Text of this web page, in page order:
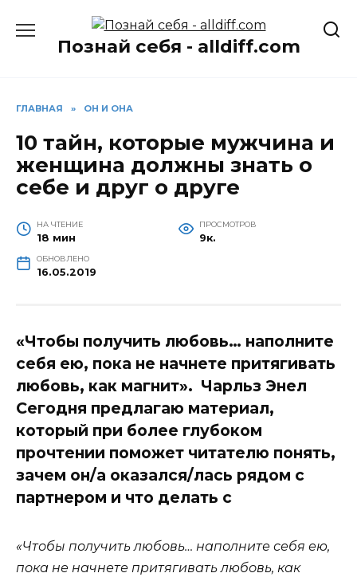
содержаниюПознай себя - alldiff.com
ГЛАВНАЯ » ОН И ОНА
10 тайн, которые мужчина и
женщина должны знать о
себе и друг о друге
НА ЧТЕНИЕ
18 мин
ПРОСМОТРОВ
9к.
ОБНОВЛЕНО
16.05.2019
«Чтобы получить любовь… наполните
себя ею, пока не начнете притягивать
любовь, как магнит». Чарльз Энел
Сегодня предлагаю материал,
который при более глубоком
прочтении поможет читателю понять,
зачем он/а оказался/лась рядом с
партнером и что делать с
«Чтобы получить любовь… наполните себя ею,
пока не начнете притягивать любовь, как